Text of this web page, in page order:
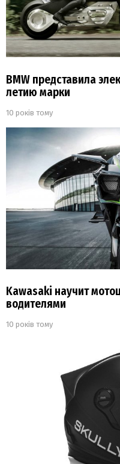
BMW представила
летию марки
10 років тому
Kawasaki научит
водителями
10 років тому